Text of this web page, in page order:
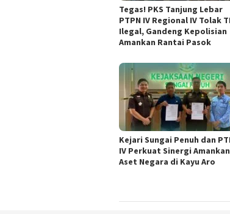
Tegas! PKS Tanjung Lebar
PTPN IV Regional IV Tolak
Ilegal, Gandeng Kepolisian
Amankan Rantai Pasok
Kejari Sungai Penuh dan
IV Perkuat Sinergi Amankan
Aset Negara di Kayu Aro